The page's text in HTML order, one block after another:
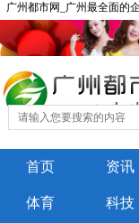
广州都市网_广州最全面的
首页 资讯
体育 科技